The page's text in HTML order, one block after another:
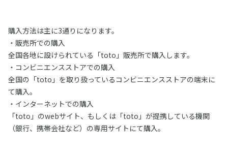
購入方法は主に3通りになります。
・販売所での購入
全国各地に設けられている「toto」販売所で購入します。
・コンビニエンスストアでの購入
全国の「toto」を取り扱っているコンビニエンスストアの端末に
て購入。
・インターネットでの購入
「toto」のwebサイト、もしくは「toto」が提携している機関
（銀行、携帯会社など）の専用サイトにて購入。